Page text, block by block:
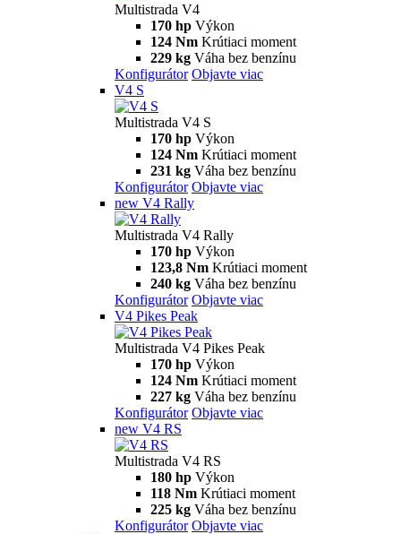
Multistrada V4
170 hp Výkon
124 Nm Krútiaci moment
229 kg Váha bez benzínu
Konfigurátor Objavte viac
V4 S
Multistrada V4 S
170 hp Výkon
124 Nm Krútiaci moment
231 kg Váha bez benzínu
Konfigurátor Objavte viac
new V4 Rally
Multistrada V4 Rally
170 hp Výkon
123,8 Nm Krútiaci moment
240 kg Váha bez benzínu
Konfigurátor Objavte viac
V4 Pikes Peak
Multistrada V4 Pikes Peak
170 hp Výkon
124 Nm Krútiaci moment
227 kg Váha bez benzínu
Konfigurátor Objavte viac
new V4 RS
Multistrada V4 RS
180 hp Výkon
118 Nm Krútiaci moment
225 kg Váha bez benzínu
Konfigurátor Objavte viac